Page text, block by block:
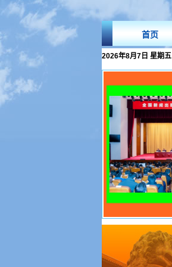
首页
2026年8月7日 星期五